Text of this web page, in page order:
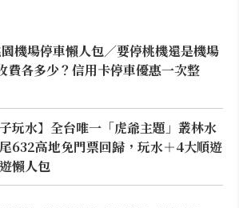
機場停車懶人包／要停桃機還是機場
費各多少？信用卡停車優惠一次整
子玩水】全台唯一「虎爺主題」叢林水
632高地免門票回歸，玩水＋4大順遊
懶人包